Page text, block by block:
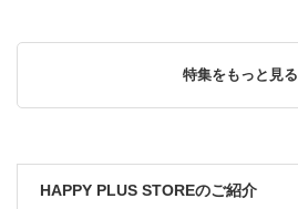
特集をもっと見る
HAPPY PLUS STOREのご紹介